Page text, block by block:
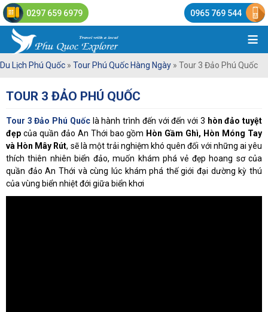
0297 659 6979 0965 769 544
≡
Du Lịch Phú Quốc » Tour Phú Quốc Hàng Ngày » Tour 3 Đảo Phú Quốc
TOUR 3 ĐẢO PHÚ QUỐC
Tour 3 Đảo Phú Quốclà hành trình đến với đến với 3 hòn đảo tuyệt
đẹp của quần đảo An Thới bao gồm Hòn Gầm Ghì, Hòn Móng Tay
và Hòn Mây Rút, sẽ là một trải nghiệm khó quên đối với những ai yêu
thích thiên nhiên biển đảo, muốn khám phá vẻ đẹp hoang sơ của
quần đảo An Thới và cùng lúc khám phá thế giới đại dường kỳ thú
của vùng biển nhiệt đới giữa biển khơi